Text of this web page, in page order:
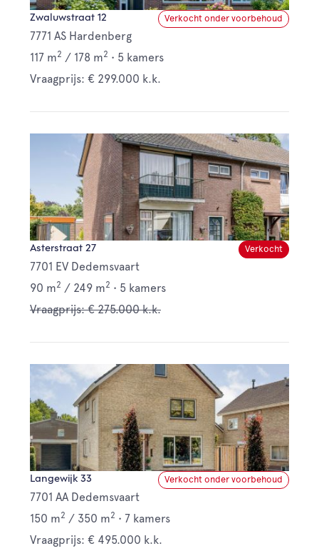
Verkocht onder voorbehoud
Zwaluwstraat 12
7771 AS Hardenberg
117 m2 / 178 m2 • 5 kamers
Vraagprijs: € 299.000 k.k.
Verkocht
Asterstraat 27
7701 EV Dedemsvaart
90 m2 / 249 m2 • 5 kamers
Vraagprijs: € 275.000 k.k.
Verkocht onder voorbehoud
Langewijk 33
7701 AA Dedemsvaart
150 m2 / 350 m2 • 7 kamers
Vraagprijs: € 495.000 k.k.